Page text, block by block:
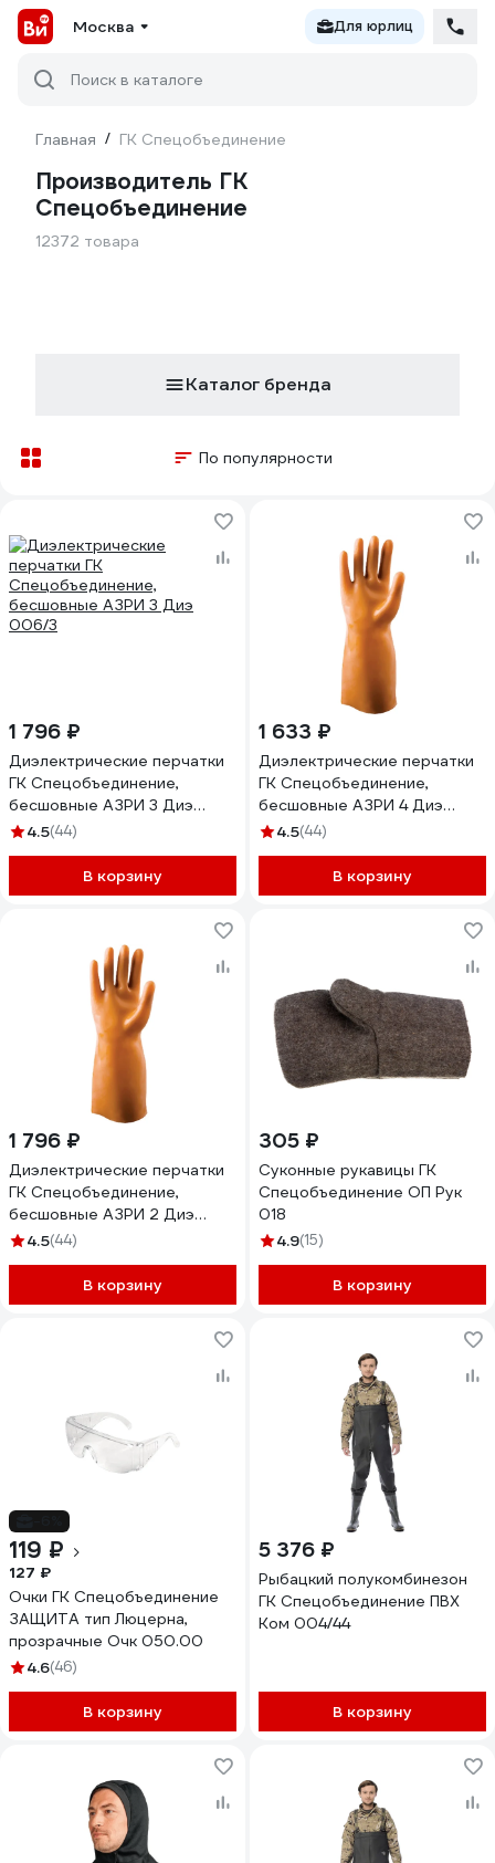
Москва Для юрлиц
Поиск в каталоге
Главная / ГК Спецобъединение
Производитель ГК
Спецобъединение
12372 товара
Каталог бренда
По популярности
1 796 ₽
Диэлектрические перчатки
ГК Спецобъединение,
бесшовные АЗРИ 3 Диэ
006/3
4.5(44)
В корзину
1 633 ₽
Диэлектрические перчатки
ГК Спецобъединение,
бесшовные АЗРИ 4 Диэ
006/4
4.5(44)
В корзину
1 796 ₽
Диэлектрические перчатки
ГК Спецобъединение,
бесшовные АЗРИ 2 Диэ
006/2
4.5(44)
В корзину
305 ₽
Суконные рукавицы ГК
Спецобъединение ОП Рук
018
4.9(15)
В корзину
119 ₽
127 ₽
Очки ГК Спецобъединение
ЗАЩИТА тип Люцерна,
прозрачные Очк 050.00
4.6(46)
В корзину
5 376 ₽
Рыбацкий полукомбинезон
ГК Спецобъединение ПВХ
Ком 004/44
В корзину